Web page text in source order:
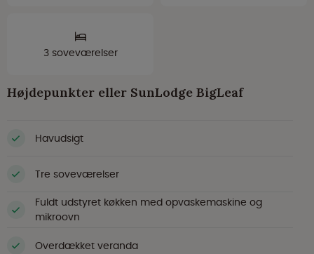
3 soveværelser
Højdepunkter eller SunLodge BigLeaf
Havudsigt
Tre soveværelser
Fuldt udstyret køkken med opvaskemaskine og
mikroovn
Overdækket veranda